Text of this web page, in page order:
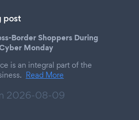
post
Border Shoppers During
Monday
is an integral part of the
Read More
2026-08-09